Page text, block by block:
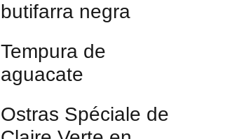
butifarra negra
Tempura de
aguacate
Ostras Spéciale de